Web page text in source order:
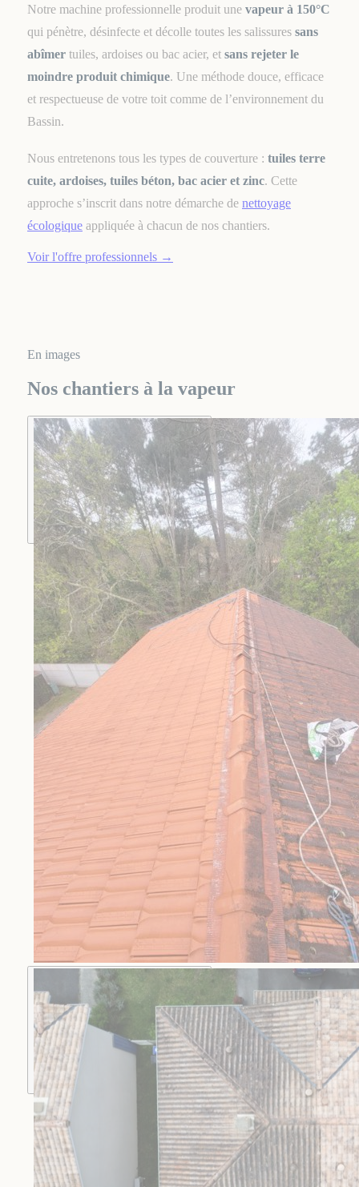
Notre machine professionnelle produit une vapeur à 150°C
qui pénètre, désinfecte et décolle toutes les salissures sans
abîmer tuiles, ardoises ou bac acier, et sans rejeter le
moindre produit chimique. Une méthode douce, efficace
et respectueuse de votre toit comme de l’environnement du
Bassin.
Nous entretenons tous les types de couverture : tuiles terre
cuite, ardoises, tuiles béton, bac acier et zinc. Cette
approche s’inscrit dans notre démarche de nettoyage
écologique appliquée à chacun de nos chantiers.
Voir l'offre professionnels →
En images
Nos chantiers à la vapeur